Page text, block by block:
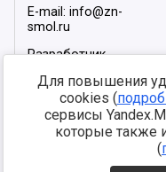
E-mail: info@zn-
smol.ru
Разработчик
2026
Мы в социальных
сетях:
Для повышения
cookies (
сервисы
которые также
(